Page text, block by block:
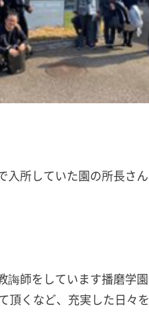
入所していた園の所長さん
誨師をしています播磨学園
頂くなど、充実した日々を